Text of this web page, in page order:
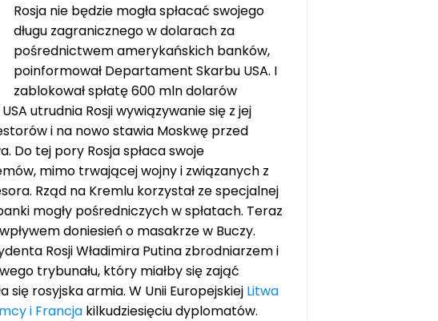
Rosja nie będzie mogła spłacać swojego
długu zagranicznego w dolarach za
pośrednictwem amerykańskich banków,
poinformował Departament Skarbu USA. I
zablokował spłatę 600 mln dolarów
utrudnia Rosji wywiązywanie się z jej
i na nowo stawia Moskwę przed
Do tej pory Rosja spłaca swoje
mimo trwającej wojny i związanych z
Rząd na Kremlu korzystał ze specjalnej
mogły pośredniczych w spłatach. Teraz
doniesień o masakrze w Buczy.
Rosji Władimira Putina zbrodniarzem i
trybunału, który miałby się zająć
się rosyjska armia. W Unii Europejskiej Litwa
i Francja kilkudziesięciu dyplomatów.